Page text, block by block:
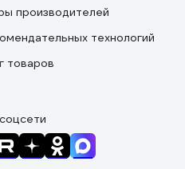
производителей
технологий
товаров